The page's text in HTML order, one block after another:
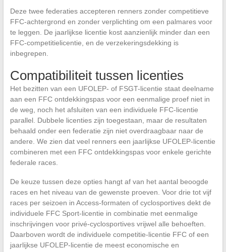
Deze twee federaties accepteren renners zonder competitieve
FFC-achtergrond en zonder verplichting om een palmares voor
te leggen. De jaarlijkse licentie kost aanzienlijk minder dan een
FFC-competitielicentie, en de verzekeringsdekking is
inbegrepen.
Compatibiliteit tussen licenties
Het bezitten van een UFOLEP- of FSGT-licentie staat deelname
aan een FFC ontdekkingspas voor een eenmalige proef niet in
de weg, noch het afsluiten van een individuele FFC-licentie
parallel. Dubbele licenties zijn toegestaan, maar de resultaten
behaald onder een federatie zijn niet overdraagbaar naar de
andere. We zien dat veel renners een jaarlijkse UFOLEP-licentie
combineren met een FFC ontdekkingspas voor enkele gerichte
federale races.
De keuze tussen deze opties hangt af van het aantal beoogde
races en het niveau van de gewenste proeven. Voor drie tot vijf
races per seizoen in Access-formaten of cyclosportives dekt de
individuele FFC Sport-licentie in combinatie met eenmalige
inschrijvingen voor privé-cyclosportives vrijwel alle behoeften.
Daarboven wordt de individuele competitie-licentie FFC of een
jaarlijkse UFOLEP-licentie de meest economische en